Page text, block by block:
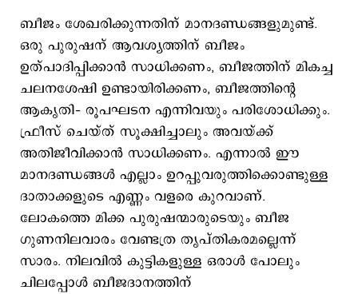
ബീജം ശേഖരിക്കുന്നതിന് മാനദണ്ഡങ്ങളുമുണ്ട്.
ഒരു പുരുഷന് ആവശ്യത്തിന് ബീജം
ഉത്പാദിപ്പിക്കാന്‍ സാധിക്കണം, ബീജത്തിന് മികച്ച
ചലനശേഷി ഉണ്ടായിരിക്കണം, ബീജത്തിന്‍റെ
ആകൃതി– രൂപഘടന എന്നിവയും പരിശോധിക്കും.
ഫ്രീസ് ചെയ്ത് സൂക്ഷിച്ചാലും അവയ്ക്ക്
അതിജീവിക്കാന്‍ സാധിക്കണം. എന്നാൽ ഈ
മാനദണ്ഡങ്ങൾ എല്ലാം ഉറപ്പുവരുത്തിക്കൊണ്ടുള്ള
ദാതാക്കളുടെ എണ്ണം വളരെ കുറവാണ്.
ലോകത്തെ മിക്ക പുരുഷന്മാരുടെയും ബീജ
ഗുണനിലവാരം വേണ്ടത്ര തൃപ്തികരമല്ലെന്ന്
സാരം. നിലവില്‍ കുട്ടികളുള്ള ഒരാള്‍ പോലും
ചിലപ്പോള്‍ ബീജദാനത്തിന്